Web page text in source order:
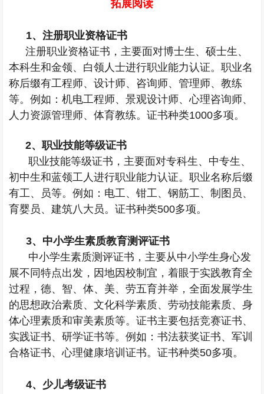
拓展阅读
1、注册职业资格证书
注册职业资格证书，主要面对博士生、硕士生、
本科生和金领、白领人士进行职业能力认证。职业名
称后缀有工程师、设计师、咨询师、管理师、教练
等。例如：机电工程师、景观设计师、心理咨询师、
人力资源管理师、体育教练。证书种类1000多项。
2、职业技能等级证书
职业技能等级证书，主要面对专科生、中专生、
初中生和蓝领工人进行职业能力认证。职业名称后缀
有工、员等。例如：电工、钳工、钢筋工、制图员、
育婴员、建筑八大员。证书种类500多项。
3、中小学生素质教育测评证书
中小学生素质测评证书，主要从中小学生身心发
展不同特点出发，因地因校制宜，着眼于实践教育全
过程，德、智、体、美、劳五育并举，全面发展学生
的思想政治素质、文化科学素质、劳动技能素质、身
体心理素质和审美素质等。证书主要包括竞赛证书、
实践证书、研学证书等。例如：书法获奖证书、军训
合格证书、心理健康培训证书。证书种类50多项。
4、少儿考级证书